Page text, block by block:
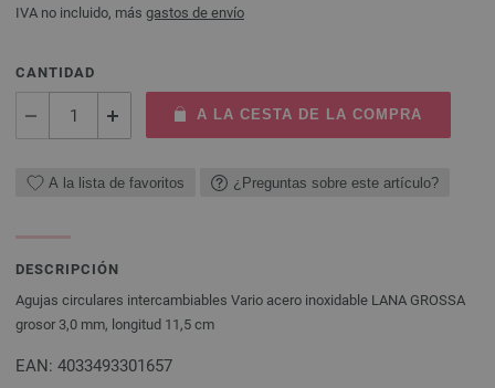
IVA no incluido, más gastos de envío
CANTIDAD
A LA CESTA DE LA COMPRA
A la lista de favoritos ¿Preguntas sobre este artículo?
DESCRIPCIÓN
Agujas circulares intercambiables Vario acero inoxidable LANA GROSSA
grosor 3,0 mm, longitud 11,5 cm
EAN: 4033493301657